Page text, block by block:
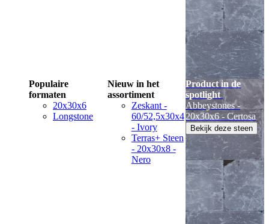
Populaire
formaten
20x30x6
Longstone
Nieuw in het
assortiment
Zeskant -
60/52,5x30x4
- Ivory
Terras+ Steen
- 20x30x8 -
Nero
Product in de
spotlight
Abbeystones -
20x30x6 - Certosa
Bekijk deze steen